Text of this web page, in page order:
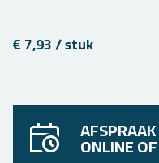
€ 7,93 / stuk
ONLINE